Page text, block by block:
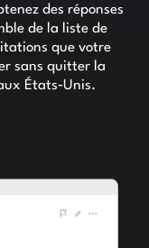
des réponses
de la liste de
que votre
sans quitter la
États‑Unis.